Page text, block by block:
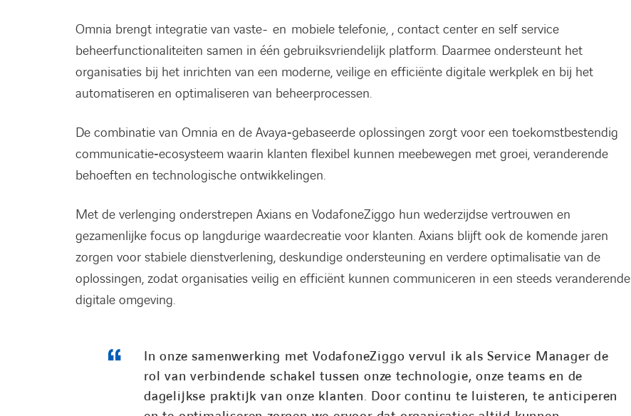
Omnia brengt integratie van vaste- en mobiele telefonie, , contact center en self service
beheerfunctionaliteiten samen in één gebruiksvriendelijk platform. Daarmee ondersteunt het
organisaties bij het inrichten van een moderne, veilige en efficiënte digitale werkplek en bij het
automatiseren en optimaliseren van beheerprocessen.
De combinatie van Omnia en de Avaya‑gebaseerde oplossingen zorgt voor een toekomstbestendig
communicatie‑ecosysteem waarin klanten flexibel kunnen meebewegen met groei, veranderende
behoeften en technologische ontwikkelingen.
Met de verlenging onderstrepen Axians en VodafoneZiggo hun wederzijdse vertrouwen en
gezamenlijke focus op langdurige waardecreatie voor klanten. Axians blijft ook de komende jaren
zorgen voor stabiele dienstverlening, deskundige ondersteuning en verdere optimalisatie van de
oplossingen, zodat organisaties veilig en efficiënt kunnen communiceren in een steeds veranderende
digitale omgeving.
In onze samenwerking met VodafoneZiggo vervul ik als Service Manager de
rol van verbindende schakel tussen onze technologie, onze teams en de
dagelijkse praktijk van onze klanten. Door continu te luisteren, te anticiperen